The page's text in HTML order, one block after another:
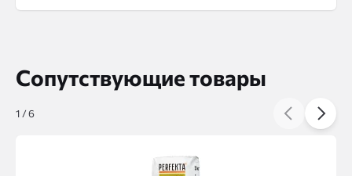
Сопутствующие товары
1 /6